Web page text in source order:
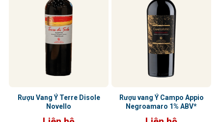
Rượu Vang Ý Terre Disole
Novello
Rượu vang Ý Campo Appio
Negroamaro 1% ABV*